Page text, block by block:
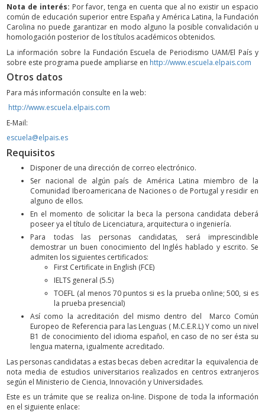
Nota de interés: Por favor, tenga en cuenta que al no existir un espacio
común de educación superior entre España y América Latina, la Fundación
Carolina no puede garantizar en modo alguno la posible convalidación u
homologación posterior de los títulos académicos obtenidos.
La información sobre la Fundación Escuela de Periodismo UAM/El País y
sobre este programa puede ampliarse en http://www.escuela.elpais.com
Otros datos
Para más información consulte en la web:
http://www.escuela.elpais.com
E-Mail:
escuela@elpais.es
Requisitos
­­Disponer de una dirección de correo electrónico.
Ser nacional de algún país de América Latina miembro de la
Comunidad Iberoamericana de Naciones o de Portugal y residir en
alguno de ellos.
En el momento de solicitar la beca la persona candidata deberá
poseer ya el título de Licenciatura, arquitectura o ingeniería.
Para todas las personas candidatas, será imprescindible
demostrar un buen conocimiento del Inglés hablado y escrito. Se
admiten los siguientes certificados:
First Certificate in English (FCE)
IELTS general (5.5)
TOEFL (al menos 70 puntos si es la prueba online; 500, si es
la prueba presencial)
Así como la acreditación del mismo dentro del Marco Común
Europeo de Referencia para las Lenguas ( M.C.E.R.L) Y como un nivel
B1 de conocimiento del idioma español, en caso de no ser ésta su
lengua materna, igualmente acreditado.
Las personas candidatas a estas becas deben acreditar la equivalencia de
nota media de estudios universitarios realizados en centros extranjeros
según el Ministerio de Ciencia, Innovación y Universidades.
Este es un trámite que se realiza on-line. Dispone de toda la información
en el siguiente enlace: